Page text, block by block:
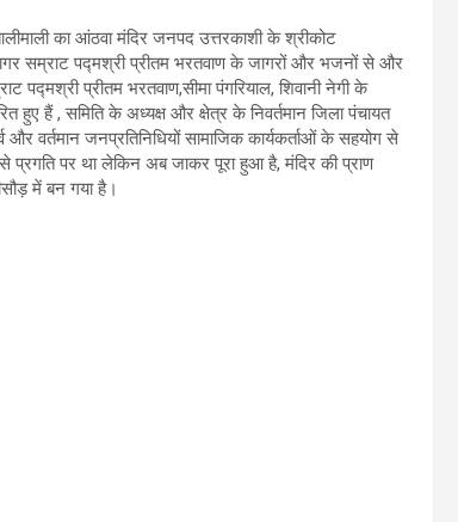
का आंठवा मंदिर जनपद उत्तरकाशी के श्रीकोट
जागर सम्राट पद्मश्री प्रीतम भरतवाण के जागरों और भजनों से और
पद्मश्री प्रीतम भरतवाण,सीमा पंगरियाल, शिवानी नेगी के
हुए हैं , समिति के अध्यक्ष और क्षेत्र के निवर्तमान जिला पंचायत
वर्तमान जनप्रतिनिधियों सामाजिक कार्यकर्ताओं के सहयोग से
से प्रगति पर था लेकिन अब जाकर पूरा हुआ है, मंदिर की प्राण
में बन गया है।